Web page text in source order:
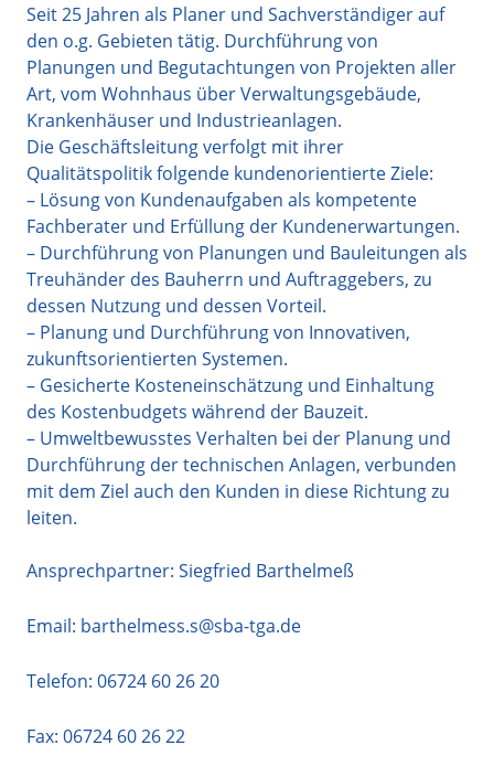
Seit 25 Jahren als Planer und Sachverständiger auf
den o.g. Gebieten tätig. Durchführung von
Planungen und Begutachtungen von Projekten aller
Art, vom Wohnhaus über Verwaltungsgebäude,
Krankenhäuser und Industrieanlagen.
Die Geschäftsleitung verfolgt mit ihrer
Qualitätspolitik folgende kundenorientierte Ziele:
– Lösung von Kundenaufgaben als kompetente
Fachberater und Erfüllung der Kundenerwartungen.
– Durchführung von Planungen und Bauleitungen als
Treuhänder des Bauherrn und Auftraggebers, zu
dessen Nutzung und dessen Vorteil.
– Planung und Durchführung von Innovativen,
zukunftsorientierten Systemen.
– Gesicherte Kosteneinschätzung und Einhaltung
des Kostenbudgets während der Bauzeit.
– Umweltbewusstes Verhalten bei der Planung und
Durchführung der technischen Anlagen, verbunden
mit dem Ziel auch den Kunden in diese Richtung zu
leiten.
Ansprechpartner: Siegfried Barthelmeß
Email: barthelmess.s@sba-tga.de
Telefon: 06724 60 26 20
Fax: 06724 60 26 22